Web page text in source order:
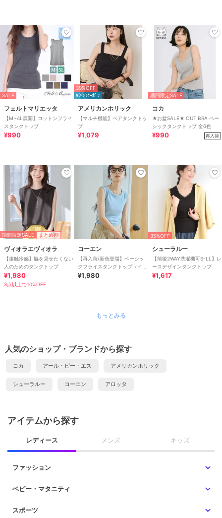
SALE
フェルトマリエッタ
【M~4L展開】コットンフライ
スタンクトップ
¥990
39%OFF
¥200ｸｰﾎﾟﾝ
アメリカンホリック
【マルチ機能】ベアタンクトッ
プ
¥1,079
期間限定SALE
コカ
★お盆SALE★ OUT BRA ベー
シックタンクトップ 全6色
¥990 再入荷
期間限定SALE まとめ割
ヴィオラエヴィオラ
【接触冷感】脇を見せたくない
人のためのタンクトップ
¥1,980
3点以上で10%OFF
コーエン
【再入荷/新色登場】ベーシッ
クフライスタンクトップ（イン
フルエンサー紹介アイテム）
¥1,980
35%OFF
シューラルー
【前後2WAY洗濯機可S-LL】レ
ースデザインタンクトップ
¥1,617
もっとみる
人気のショップ・ブランドから探す
コカ アール・ピー・エス アメリカンホリック
シューラルー コーエン アロッタ
アイテムから探す
レディース メンズ キッズ
ファッション
ベビー・マタニティ
スポーツ